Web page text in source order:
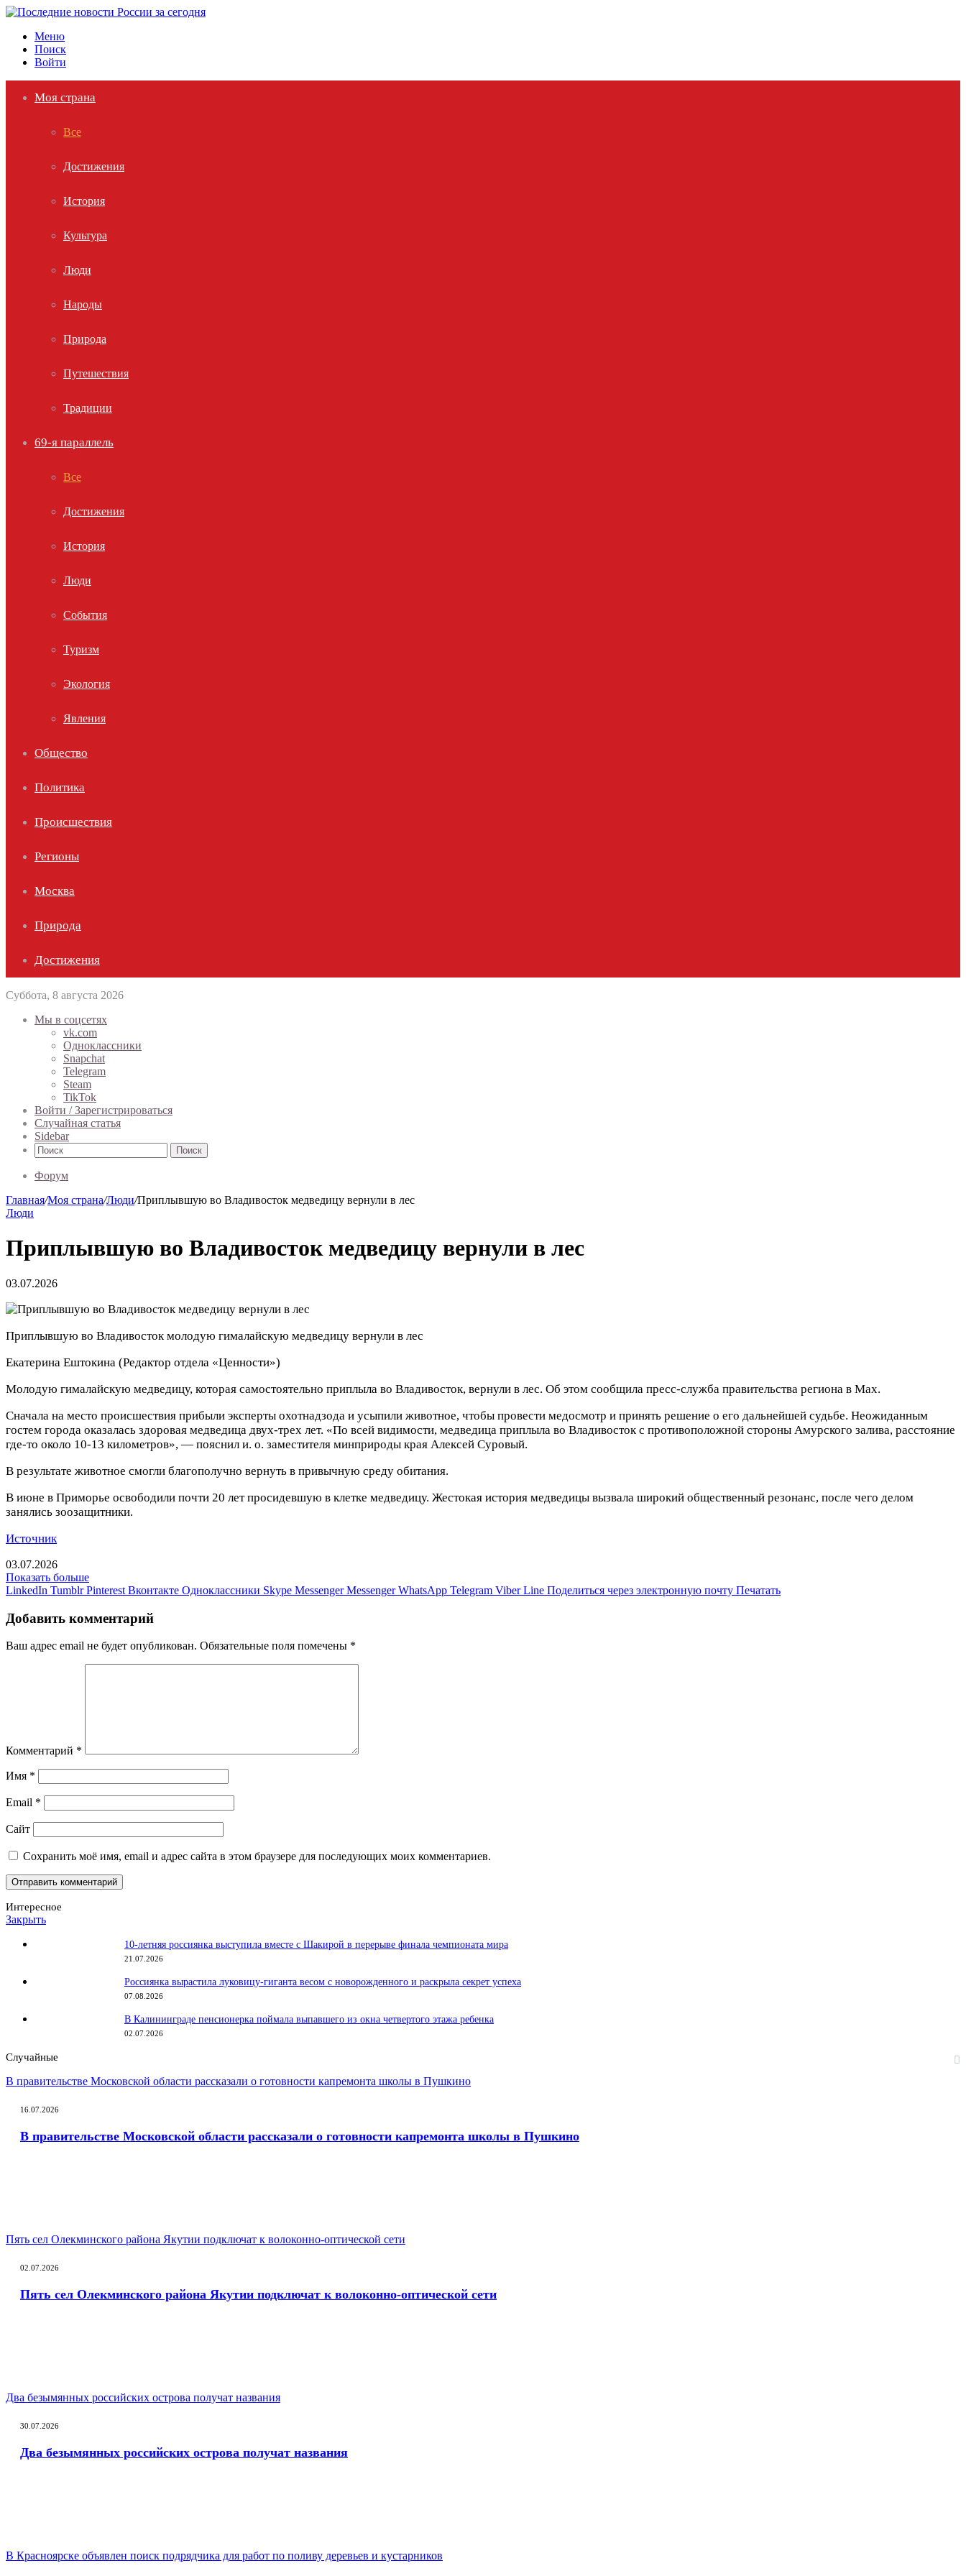
Меню
Поиск
Войти
Моя страна
Все
Достижения
История
Культура
Люди
Народы
Природа
Путешествия
Традиции
69-я параллель
Все
Достижения
История
Люди
События
Туризм
Экология
Явления
Общество
Политика
Происшествия
Регионы
Москва
Природа
Достижения
Суббота, 8 августа 2026
Мы в соцсетях
vk.com
Одноклассники
Snapchat
Telegram
Steam
TikTok
Войти / Зарегистрироваться
Случайная статья
Sidebar
Поиск
Форум
Главная/Моя страна/Люди/Приплывшую во Владивосток медведицу вернули в лес
Люди
Приплывшую во Владивосток медведицу вернули в лес
03.07.2026
Приплывшую во Владивосток молодую гималайскую медведицу вернули в лес
Екатерина Ештокина (Редактор отдела «Ценности»)
Молодую гималайскую медведицу, которая самостоятельно приплыла во Владивосток, вернули в лес. Об этом сообщила пресс-служба правительства региона в Max.
Сначала на место происшествия прибыли эксперты охотнадзода и усыпили животное, чтобы провести медосмотр и принять решение о его дальнейшей судьбе. Неожиданным
гостем города оказалась здоровая медведица двух-трех лет. «По всей видимости, медведица приплыла во Владивосток с противоположной стороны Амурского залива, расстояние
где-то около 10-13 километров», — пояснил и. о. заместителя минприроды края Алексей Суровый.
В результате животное смогли благополучно вернуть в привычную среду обитания.
В июне в Приморье освободили почти 20 лет просидевшую в клетке медведицу. Жестокая история медведицы вызвала широкий общественный резонанс, после чего делом
занялись зоозащитники.
Источник
03.07.2026
Показать больше
LinkedIn Tumblr Pinterest Вконтакте Одноклассники Skype Messenger Messenger WhatsApp Telegram Viber Line Поделиться через электронную почту Печатать
Добавить комментарий
Ваш адрес email не будет опубликован. Обязательные поля помечены *
Комментарий *
Имя *
Email *
Сайт
Сохранить моё имя, email и адрес сайта в этом браузере для последующих моих комментариев.
Интересное
Закрыть
10-летняя россиянка выступила вместе с Шакирой в перерыве финала чемпионата мира
21.07.2026
Россиянка вырастила луковицу-гиганта весом с новорожденного и раскрыла секрет успеха
07.08.2026
В Калининграде пенсионерка поймала выпавшего из окна четвертого этажа ребенка
02.07.2026
Случайные
В правительстве Московской области рассказали о готовности капремонта школы в Пушкино
16.07.2026
В правительстве Московской области рассказали о готовности капремонта школы в Пушкино
Пять сел Олекминского района Якутии подключат к волоконно-оптической сети
02.07.2026
Пять сел Олекминского района Якутии подключат к волоконно-оптической сети
Два безымянных российских острова получат названия
30.07.2026
Два безымянных российских острова получат названия
В Красноярске объявлен поиск подрядчика для работ по поливу деревьев и кустарников